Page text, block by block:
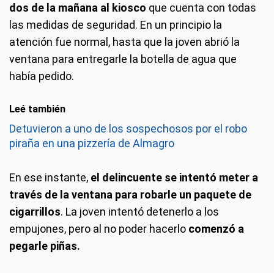
dos de la mañana al kiosco que cuenta con todas
las medidas de seguridad. En un principio la
atención fue normal, hasta que la joven abrió la
ventana para entregarle la botella de agua que
había pedido.
Leé también
Detuvieron a uno de los sospechosos por el robo
piraña en una pizzería de Almagro
En ese instante, el delincuente se intentó meter a
través de la ventana para robarle un paquete de
cigarrillos. La joven intentó detenerlo a los
empujones, pero al no poder hacerlo comenzó a
pegarle piñas.